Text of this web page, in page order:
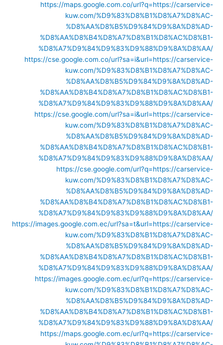
https://maps.google.com.co/url?q=https://carservice-
kuw.com/%D9%83%D8%B1%D8%A7%D8%AC-
%D8%AA%D8%B5%D9%84%D9%8A%D8%AD-
%D8%AA%D8%B4%D8%A7%D8%B1%D8%AC%D8%B1-
%D8%A7%D9%84%D9%83%D9%88%D9%8A%D8%AA/
https://cse.google.com.co/url?sa=i&url=https://carservice-
kuw.com/%D9%83%D8%B1%D8%A7%D8%AC-
%D8%AA%D8%B5%D9%84%D9%8A%D8%AD-
%D8%AA%D8%B4%D8%A7%D8%B1%D8%AC%D8%B1-
%D8%A7%D9%84%D9%83%D9%88%D9%8A%D8%AA/
https://cse.google.com/url?sa=i&url=https://carservice-
kuw.com/%D9%83%D8%B1%D8%A7%D8%AC-
%D8%AA%D8%B5%D9%84%D9%8A%D8%AD-
%D8%AA%D8%B4%D8%A7%D8%B1%D8%AC%D8%B1-
%D8%A7%D9%84%D9%83%D9%88%D9%8A%D8%AA/
https://cse.google.com/url?q=https://carservice-
kuw.com/%D9%83%D8%B1%D8%A7%D8%AC-
%D8%AA%D8%B5%D9%84%D9%8A%D8%AD-
%D8%AA%D8%B4%D8%A7%D8%B1%D8%AC%D8%B1-
%D8%A7%D9%84%D9%83%D9%88%D9%8A%D8%AA/
https://images.google.com.ec/url?sa=t&url=https://carservice-
kuw.com/%D9%83%D8%B1%D8%A7%D8%AC-
%D8%AA%D8%B5%D9%84%D9%8A%D8%AD-
%D8%AA%D8%B4%D8%A7%D8%B1%D8%AC%D8%B1-
%D8%A7%D9%84%D9%83%D9%88%D9%8A%D8%AA/
https://images.google.com.ec/url?q=https://carservice-
kuw.com/%D9%83%D8%B1%D8%A7%D8%AC-
%D8%AA%D8%B5%D9%84%D9%8A%D8%AD-
%D8%AA%D8%B4%D8%A7%D8%B1%D8%AC%D8%B1-
%D8%A7%D9%84%D9%83%D9%88%D9%8A%D8%AA/
https://maps.google.com.ec/url?q=https://carservice-